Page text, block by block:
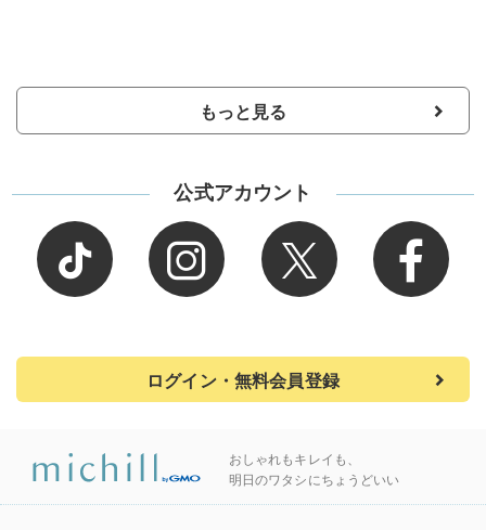
もっと見る
公式アカウント
ログイン・無料会員登録
おしゃれもキレイも、
明日のワタシにちょうどいい